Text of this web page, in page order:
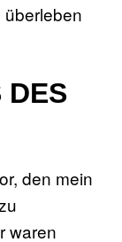
den mein
waren